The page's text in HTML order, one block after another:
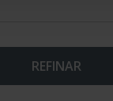
REFINAR